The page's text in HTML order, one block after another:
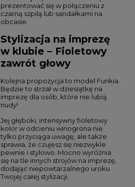
prezentować się w połączeniu z
czarną szpilą lub sandałkami na
obcasie.
Stylizacja na imprezę
w klubie – Fioletowy
zawrót głowy
Kolejna propozycja to model Funkia.
Będzie to strzał w dziesiątkę na
imprezę dla osób, które nie lubią
nudy!
Jej głęboki, intensywny fioletowy
kolor w odcieniu winogrona nie
tylko przyciąga uwagę, ale także
sprawia, że czujesz się niezwykle
pewnie i stylowo. Mocno wyróżnia
się na tle innych strojów na imprezę,
dodając niepowtarzalnego uroku
Twojej całej stylizacji.